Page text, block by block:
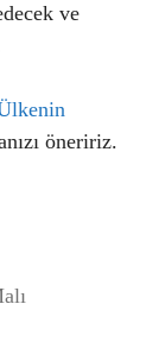
ve
öneririz.